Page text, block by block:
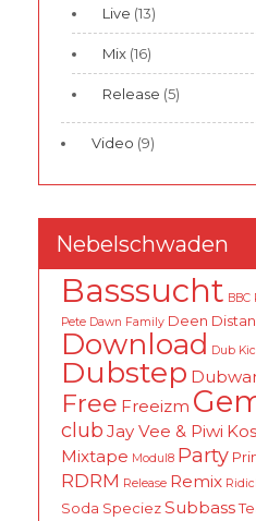
Live (13)
Mix (16)
Release (5)
Video (9)
Nebelschwaden
Basssucht BBC
Pete Dawn Family Deen
Download Dub
Dubstep
Free Freeizm
club Jay Vee & Piwi
Mixtape Modul8 Party
RDRM Release Remix
Soda SpeciezSubbass